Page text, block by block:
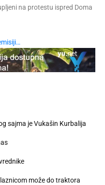
na protestu ispred Doma
sajma je Vukašin Kurbalija
može do traktora